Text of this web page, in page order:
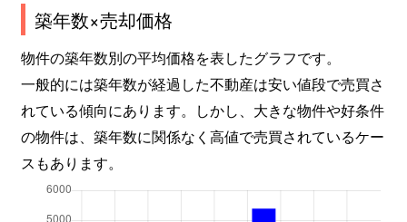
築年数×売却価格
物件の築年数別の平均価格を表したグラフです。
一般的には築年数が経過した不動産は安い値段で売買さ
れている傾向にあります。しかし、大きな物件や好条件
の物件は、築年数に関係なく高値で売買されているケー
スもあります。